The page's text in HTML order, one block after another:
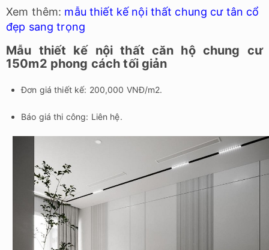
Xem thêm: mẫu thiết kế nội thất chung cư tân cổ
đẹp sang trọng
Mẫu thiết kế nội thất căn hộ chung cư
150m2 phong cách tối giản
Đơn giá thiết kế: 200,000 VNĐ/m2.
Báo giá thi công: Liên hệ.